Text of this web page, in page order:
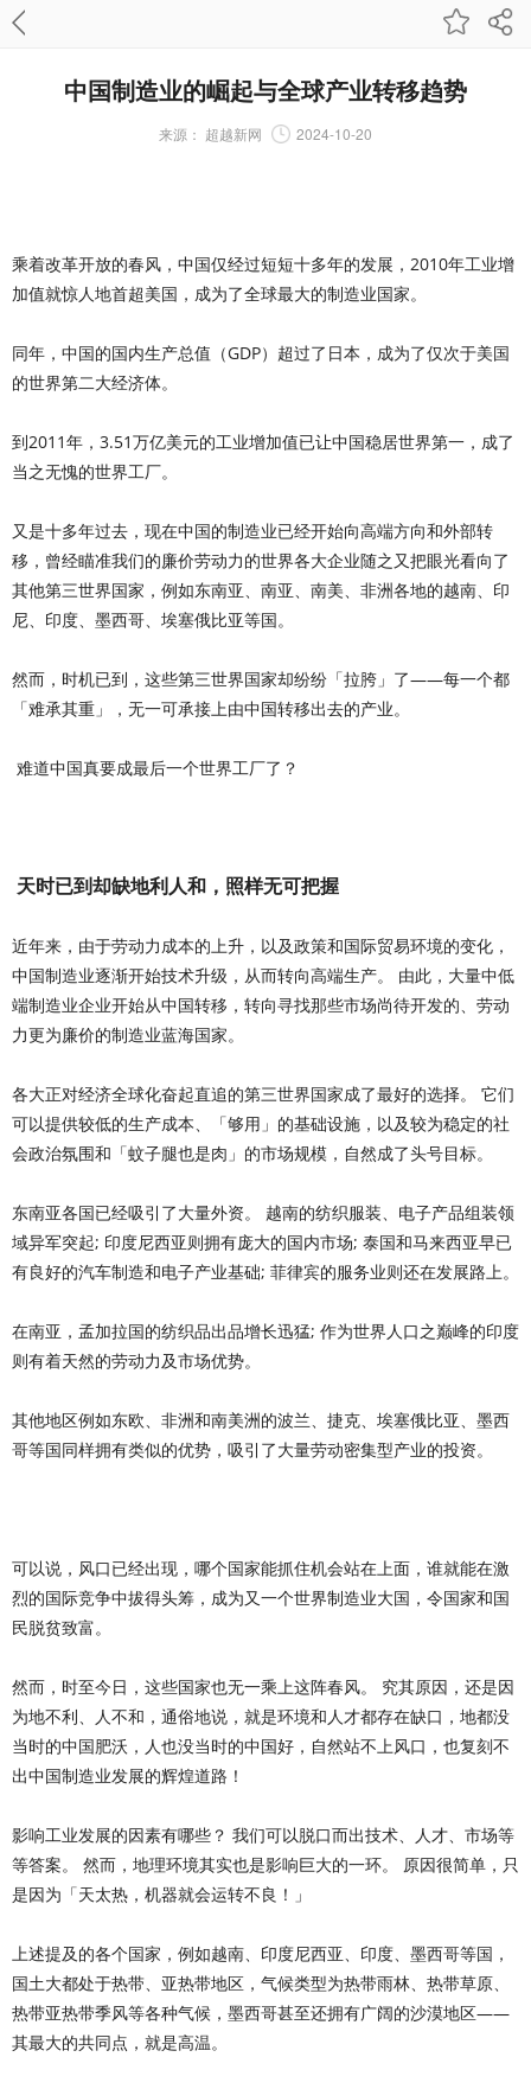
中国制造业的崛起与全球产业转移趋势
来源： 超越新网 2024-10-20
乘着改革开放的春风，中国仅经过短短十多年的发展，2010年工业增
加值就惊人地首超美国，成为了全球最大的制造业国家。
同年，中国的国内生产总值（GDP）超过了日本，成为了仅次于美国
的世界第二大经济体。
到2011年，3.51万亿美元的工业增加值已让中国稳居世界第一，成了
当之无愧的世界工厂。
又是十多年过去，现在中国的制造业已经开始向高端方向和外部转
移，曾经瞄准我们的廉价劳动力的世界各大企业随之又把眼光看向了
其他第三世界国家，例如东南亚、南亚、南美、非洲各地的越南、印
尼、印度、墨西哥、埃塞俄比亚等国。
然而，时机已到，这些第三世界国家却纷纷「拉胯」了——每一个都
「难承其重」，无一可承接上由中国转移出去的产业。
难道中国真要成最后一个世界工厂了？
天时已到却缺地利人和，照样无可把握
近年来，由于劳动力成本的上升，以及政策和国际贸易环境的变化，
中国制造业逐渐开始技术升级，从而转向高端生产。 由此，大量中低
端制造业企业开始从中国转移，转向寻找那些市场尚待开发的、劳动
力更为廉价的制造业蓝海国家。
各大正对经济全球化奋起直追的第三世界国家成了最好的选择。 它们
可以提供较低的生产成本、「够用」的基础设施，以及较为稳定的社
会政治氛围和「蚊子腿也是肉」的市场规模，自然成了头号目标。
东南亚各国已经吸引了大量外资。 越南的纺织服装、电子产品组装领
域异军突起; 印度尼西亚则拥有庞大的国内市场; 泰国和马来西亚早已
有良好的汽车制造和电子产业基础; 菲律宾的服务业则还在发展路上。
在南亚，孟加拉国的纺织品出品增长迅猛; 作为世界人口之巅峰的印度
则有着天然的劳动力及市场优势。
其他地区例如东欧、非洲和南美洲的波兰、捷克、埃塞俄比亚、墨西
哥等国同样拥有类似的优势，吸引了大量劳动密集型产业的投资。
可以说，风口已经出现，哪个国家能抓住机会站在上面，谁就能在激
烈的国际竞争中拔得头筹，成为又一个世界制造业大国，令国家和国
民脱贫致富。
然而，时至今日，这些国家也无一乘上这阵春风。 究其原因，还是因
为地不利、人不和，通俗地说，就是环境和人才都存在缺口，地都没
当时的中国肥沃，人也没当时的中国好，自然站不上风口，也复刻不
出中国制造业发展的辉煌道路！
影响工业发展的因素有哪些？ 我们可以脱口而出技术、人才、市场等
等答案。 然而，地理环境其实也是影响巨大的一环。 原因很简单，只
是因为「天太热，机器就会运转不良！」
上述提及的各个国家，例如越南、印度尼西亚、印度、墨西哥等国，
国土大都处于热带、亚热带地区，气候类型为热带雨林、热带草原、
热带亚热带季风等各种气候，墨西哥甚至还拥有广阔的沙漠地区——
其最大的共同点，就是高温。